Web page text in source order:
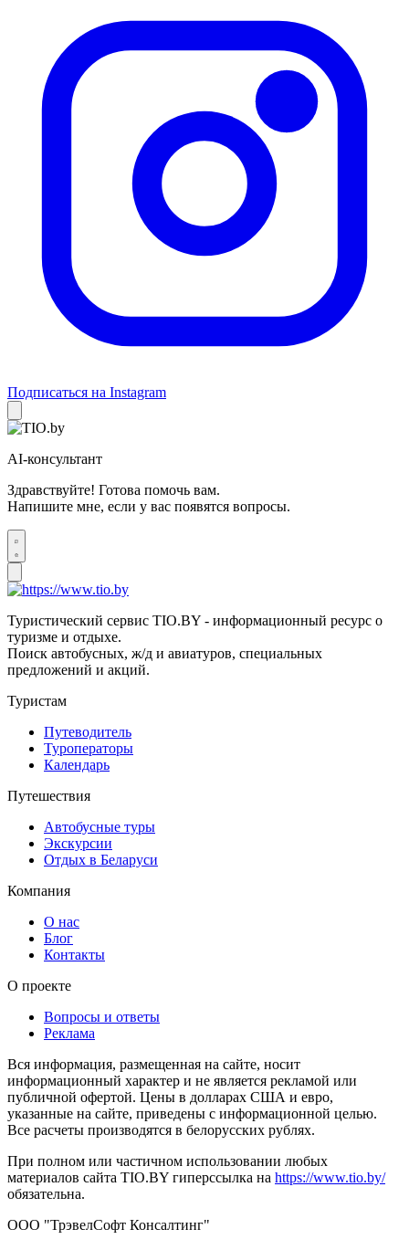
Подписаться на Instagram
AI-консультант
Здравствуйте! Готова помочь вам.
Напишите мне, если у вас появятся вопросы.
Туристический сервис TIO.BY - информационный ресурс о
туризме и отдыхе.
Поиск автобусных, ж/д и авиатуров, специальных
предложений и акций.
Туристам
Путеводитель
Туроператоры
Календарь
Путешествия
Автобусные туры
Экскурсии
Отдых в Беларуси
Компания
О нас
Блог
Контакты
О проекте
Вопросы и ответы
Реклама
Вся информация, размещенная на сайте, носит
информационный характер и не является рекламой или
публичной офертой. Цены в долларах США и евро,
указанные на сайте, приведены с информационной целью.
Все расчеты производятся в белорусских рублях.
При полном или частичном использовании любых
материалов сайта TIO.BY гиперссылка на https://www.tio.by/
обязательна.
ООО "ТрэвелСофт Консалтинг"